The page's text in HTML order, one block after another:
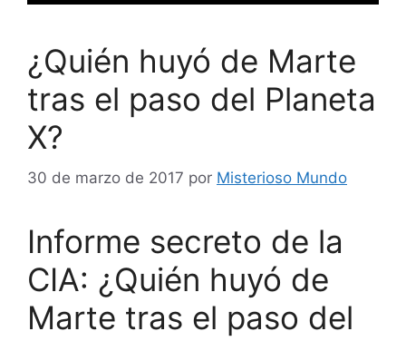
¿Quién huyó de Marte
tras el paso del Planeta
X?
30 de marzo de 2017 por Misterioso Mundo
Informe secreto de la
CIA: ¿Quién huyó de
Marte tras el paso del